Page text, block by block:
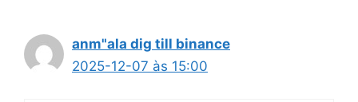
anm"ala dig till binance
2025-12-07 às 15:00